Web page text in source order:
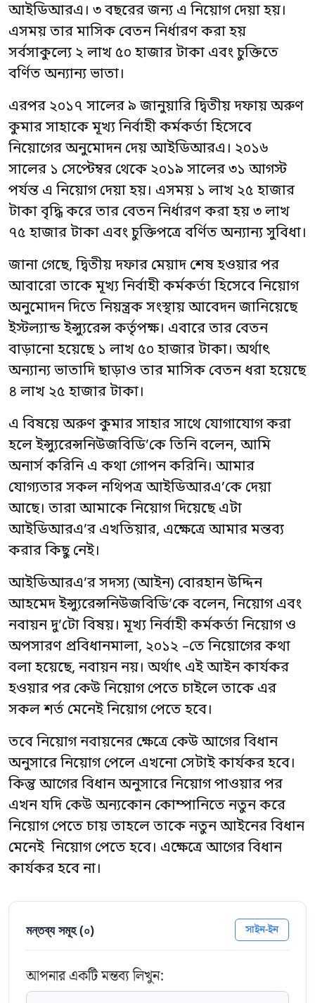
আইডিআরএ। ৩ বছরের জন্য এ নিয়োগ দেয়া হয়।
এসময় তার মাসিক বেতন নির্ধারণ করা হয়
সর্বসাকুল্যে ২ লাখ ৫০ হাজার টাকা এবং চুক্তিতে
বর্ণিত অন্যান্য ভাতা।
এরপর ২০১৭ সালের ৯ জানুয়ারি দ্বিতীয় দফায় অরুণ
কুমার সাহাকে মূখ্য নির্বাহী কর্মকর্তা হিসেবে
নিয়োগের অনুমোদন দেয় আইডিআরএ। ২০১৬
সালের ১ সেপ্টেম্বর থেকে ২০১৯ সালের ৩১ আগস্ট
পর্যন্ত এ নিয়োগ দেয়া হয়। এসময় ১ লাখ ২৫ হাজার
টাকা বৃদ্ধি করে তার বেতন নির্ধারণ করা হয় ৩ লাখ
৭৫ হাজার টাকা এবং চুক্তিপত্রে বর্ণিত অন্যান্য সুবিধা।
জানা গেছে, দ্বিতীয় দফার মেয়াদ শেষ হওয়ার পর
আবারো তাকে মূখ্য নির্বাহী কর্মকর্তা হিসেবে নিয়োগ
অনুমোদন দিতে নিয়ন্ত্রক সংস্থায় আবেদন জানিয়েছে
ইস্টল্যান্ড ইন্স্যুরেন্স কর্তৃপক্ষ। এবারে তার বেতন
বাড়ানো হয়েছে ১ লাখ ৫০ হাজার টাকা। অর্থাৎ
অন্যান্য ভাতাদি ছাড়াও তার মাসিক বেতন ধরা হয়েছে
৪ লাখ ২৫ হাজার টাকা।
এ বিষয়ে অরুণ কুমার সাহার সাথে যোগাযোগ করা
হলে ইন্স্যুরেন্সনিউজবিডি’কে তিনি বলেন, আমি
অনার্স করিনি এ কথা গোপন করিনি। আমার
যোগ্যতার সকল নথিপত্র আইডিআরএ’কে দেয়া
আছে। তারা আমাকে নিয়োগ দিয়েছে এটা
আইডিআরএ’র এখতিয়ার, এক্ষেত্রে আমার মন্তব্য
করার কিছু নেই।
আইডিআরএ’র সদস্য (আইন) বোরহান উদ্দিন
আহমেদ ইন্স্যুরেন্সনিউজবিডি’কে বলেন, নিয়োগ এবং
নবায়ন দু’টো বিষয়। মূখ্য নির্বাহী কর্মকর্তা নিয়োগ ও
অপসারণ প্রবিধানমালা, ২০১২ –তে নিয়োগের কথা
বলা হয়েছে, নবায়ন নয়। অর্থাৎ এই আইন কার্যকর
হওয়ার পর কেউ নিয়োগ পেতে চাইলে তাকে এর
সকল শর্ত মেনেই নিয়োগ পেতে হবে।
তবে নিয়োগ নবায়নের ক্ষেত্রে কেউ আগের বিধান
অনুসারে নিয়োগ পেলে এখনো সেটাই কার্যকর হবে।
কিন্তু আগের বিধান অনুসারে নিয়োগ পাওয়ার পর
এখন যদি কেউ অন্যকোন কোম্পানিতে নতুন করে
নিয়োগ পেতে চায় তাহলে তাকে নতুন আইনের বিধান
মেনেই নিয়োগ পেতে হবে। এক্ষেত্রে আগের বিধান
কার্যকর হবে না।
মন্তব্য সমূহ (০) সাইন-ইন
আপনার একটি মন্তব্য লিখুন: